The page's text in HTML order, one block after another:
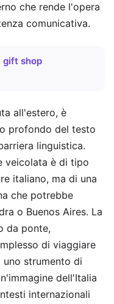
che rende l'opera
comunicativa.
gift shop
all'estero, è
profondo del testo
linguistica.
veicolata è di tipo
italiano, ma di una
che potrebbe
o Buenos Aires. La
da ponte,
di viaggiare
uno strumento di
dell'Italia
internazionali